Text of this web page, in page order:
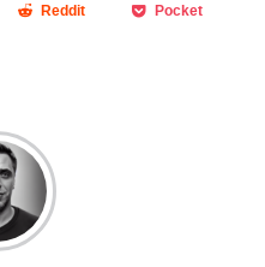
Reddit Pocket